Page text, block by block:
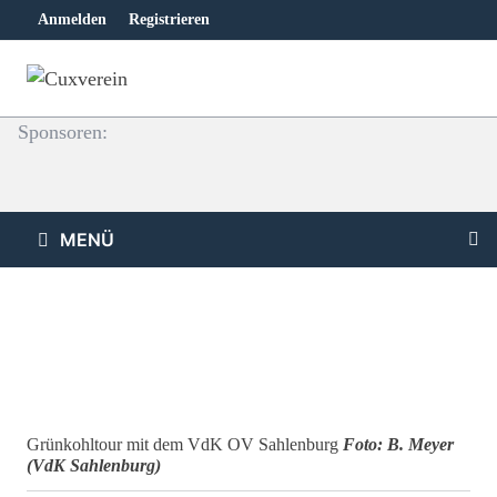
Inhalt
springen
Anmelden Registrieren
Sponsoren:
MENÜ
Grünkohltour mit dem VdK OV Sahlenburg Foto: B. Meyer
(VdK Sahlenburg)